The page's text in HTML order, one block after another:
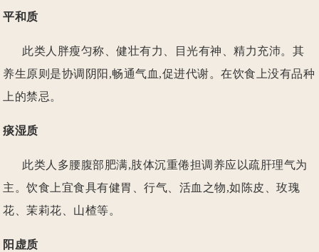
示
我
平和质
此类人胖瘦匀称、健壮有力、目光有神、精力充沛。其
养生原则是协调阴阳,畅通气血,促进代谢。在饮食上没有品种
上的禁忌。
痰湿质
此类人多腰腹部肥满,肢体沉重倦担调养应以疏肝理气为
主。饮食上宜食具有健胃、行气、活血之物,如陈皮、玫瑰
花、茉莉花、山楂等。
阳虚质